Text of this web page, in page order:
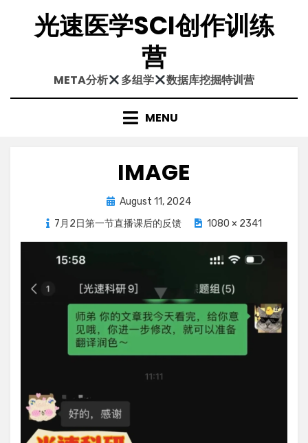
content光速医学SCI创作训练
营
META分析 多组学 数据库挖掘特训营
MENU
IMAGE
Posted
on
August 11, 2024
7月2日第一节直播课后的反馈
1080 × 2341